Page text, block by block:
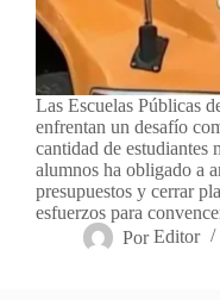
Las Escuelas Públicas
enfrentan un desafío
cantidad de estudiantes
alumnos ha obligado a
presupuestos y cerrar
esfuerzos para
Por Editor